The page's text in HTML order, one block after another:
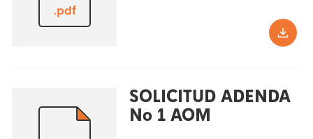
.pdf
SOLICITUD ADENDA
No 1 AOM